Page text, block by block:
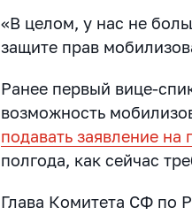
«В целом, у нас не
защите прав
Ранее первый вице-
возможность
подавать заявление
полгода, как сейчас
Глава Комитета СФ по